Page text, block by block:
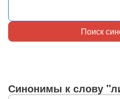
Поиск
Синонимы к слову